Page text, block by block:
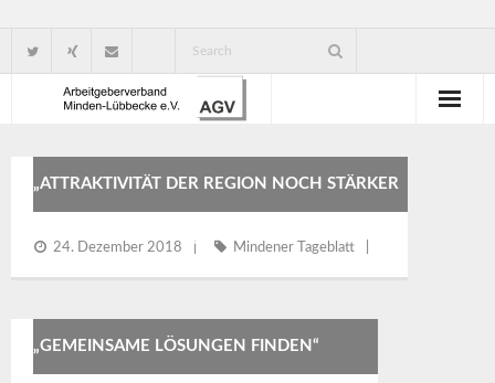
Ansprechpartner
„ATTRAKTIVITÄT DER REGION NOCH STÄRKER
NACH AUSSEN TRAGEN“
24. Dezember 2018 Mindener Tageblatt
„GEMEINSAME LÖSUNGEN FINDEN“